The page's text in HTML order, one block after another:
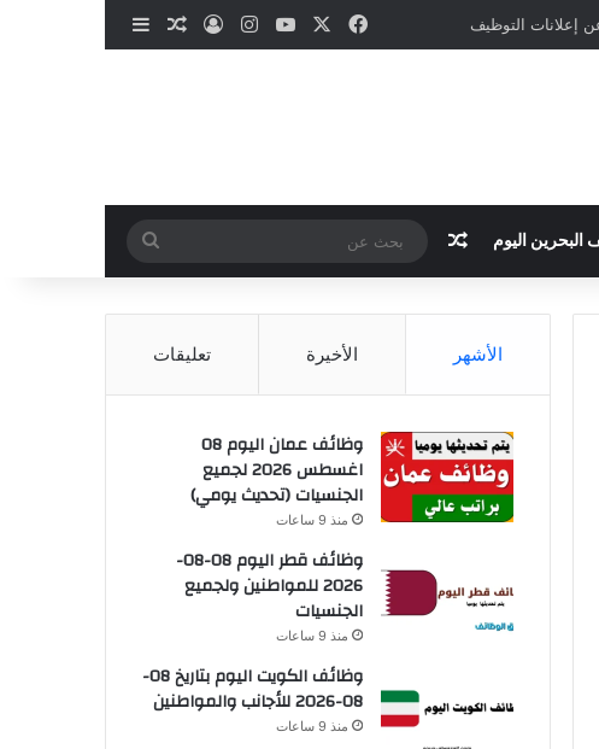
عن إعلانات التوظيف فيسبوك ‫YouTubeانستقرامتسجيل الدخول
مقال عشوائي
البحرين اليوم مقال عشوائي
عن
الأشهر الأخيرة تعليقات
وظائف عمان اليوم 08
اغسطس 2026 لجميع
الجنسيات (تحديث يومي)
منذ 9 ساعات
وظائف قطر اليوم 08-08-
2026 للمواطنين ولجميع
الجنسيات
منذ 9 ساعات
وظائف الكويت اليوم بتاريخ 08-
08-2026 للأجانب والمواطنين
منذ 9 ساعات